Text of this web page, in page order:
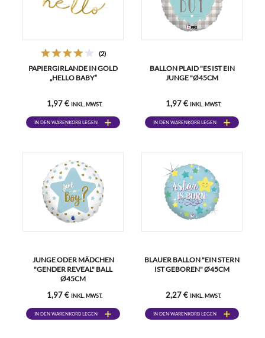
(2)
PAPIERGIRLANDE IN GOLD
„HELLO BABY“
1,97 € INKL. MWST.
IN DEN WARENKORB LEGEN
BALLON PLAID "ES IST EIN
JUNGE "Ø45CM
1,97 € INKL. MWST.
IN DEN WARENKORB LEGEN
JUNGE ODER MÄDCHEN
"GENDER REVEAL" BALL
Ø45CM
1,97 € INKL. MWST.
IN DEN WARENKORB LEGEN
BLAUER BALLON "EIN STERN
IST GEBOREN" Ø45CM
2,27 € INKL. MWST.
IN DEN WARENKORB LEGEN